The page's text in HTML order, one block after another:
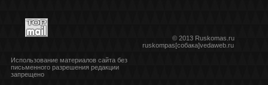
© 2013 Ruskomas.ru
ruskompas[собака]vedaweb.ru
Использование материалов сайта без
письменного разрешения редакции
запрещено